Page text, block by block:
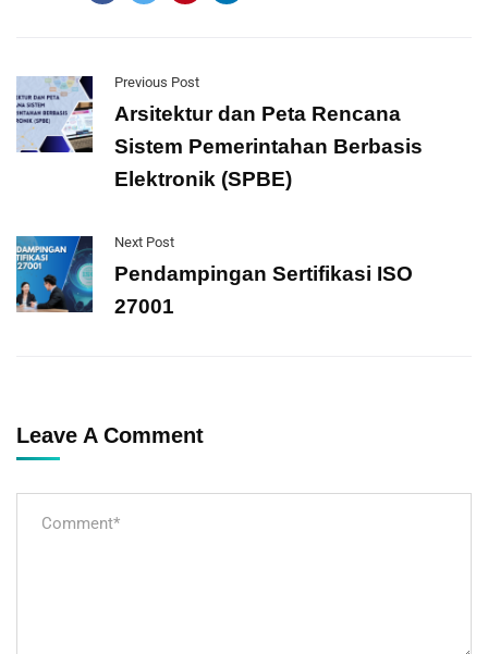
Previous Post
Arsitektur dan Peta Rencana
Sistem Pemerintahan Berbasis
Elektronik (SPBE)
Next Post
Pendampingan Sertifikasi ISO
27001
Leave A Comment